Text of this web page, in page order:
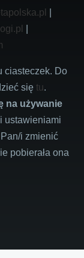
ciasteczek. Do
się tu.
na używanie
ustawieniami
i zmienić
pobierała ona